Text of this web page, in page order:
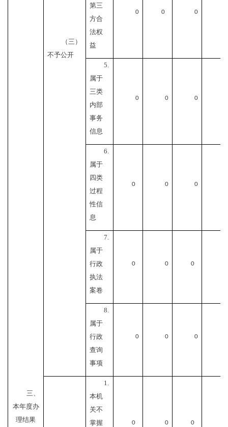
三、
本年度办
理结果
（三）
不予公开
第三
方合
法权
益
0 0 0
5.
属于
三类
内部
事务
信息
0 0 0
6.
属于
四类
过程
性信
息
0 0 0
7.
属于
行政
执法
案卷
0 0 0
8.
属于
行政
查询
事项
0 0 0
1.
本机
关不
掌握
0 0 0